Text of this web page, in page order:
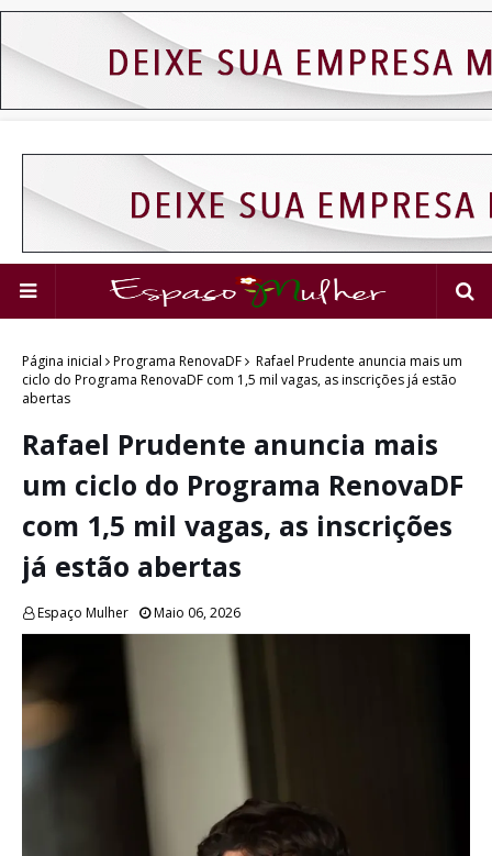
Página inicial Programa RenovaDF
Rafael Prudente anuncia mais um
ciclo do Programa RenovaDF com 1,5 mil vagas, as inscrições já estão
abertas
Rafael Prudente anuncia mais
um ciclo do Programa RenovaDF
com 1,5 mil vagas, as inscrições
já estão abertas
Espaço Mulher Maio 06, 2026